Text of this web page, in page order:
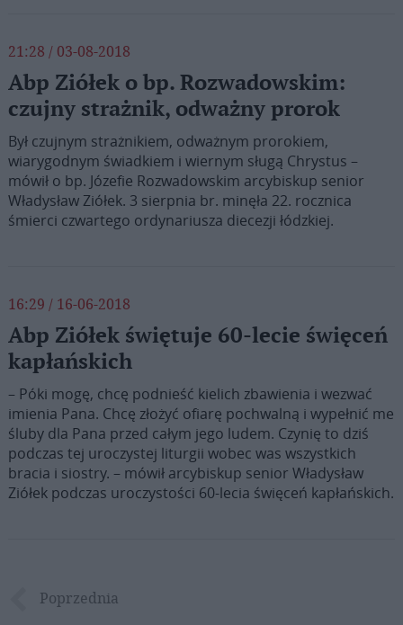
21:28 / 03-08-2018
Abp Ziółek o bp. Rozwadowskim:
czujny strażnik, odważny prorok
Był czujnym strażnikiem, odważnym prorokiem,
wiarygodnym świadkiem i wiernym sługą Chrystus –
mówił o bp. Józefie Rozwadowskim arcybiskup senior
Władysław Ziółek. 3 sierpnia br. minęła 22. rocznica
śmierci czwartego ordynariusza diecezji łódzkiej.
16:29 / 16-06-2018
Abp Ziółek świętuje 60-lecie święceń
kapłańskich
– Póki mogę, chcę podnieść kielich zbawienia i wezwać
imienia Pana. Chcę złożyć ofiarę pochwalną i wypełnić me
śluby dla Pana przed całym jego ludem. Czynię to dziś
podczas tej uroczystej liturgii wobec was wszystkich
bracia i siostry. – mówił arcybiskup senior Władysław
Ziółek podczas uroczystości 60-lecia święceń kapłańskich.
Poprzednia